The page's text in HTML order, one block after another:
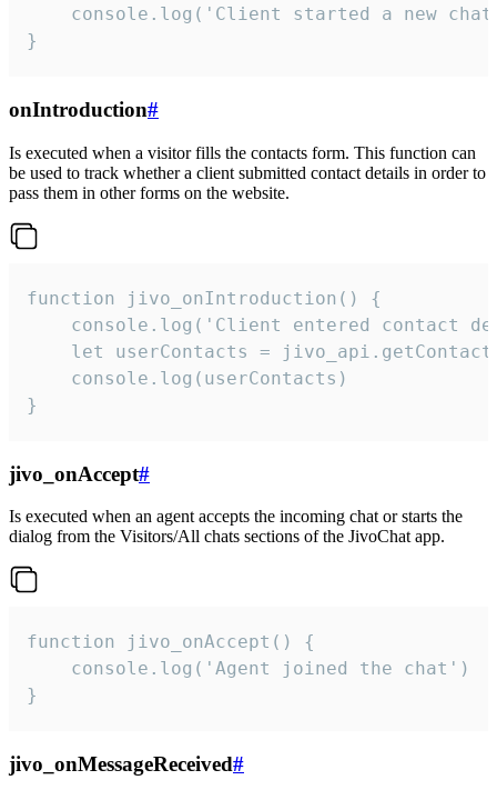
console.log('Client started a new
}
onIntroduction#
Is executed when a visitor fills the contacts form. This function can
be used to track whether a client submitted contact details in order to
pass them in other forms on the website.
function jivo_onIntroduction() {
console.log('Client entered contact
let userContacts =
    console.log(userContacts)
}
jivo_onAccept#
Is executed when an agent accepts the incoming chat or starts the
dialog from the Visitors/All chats sections of the JivoChat app.
function jivo_onAccept() {
}
jivo_onMessageReceived#